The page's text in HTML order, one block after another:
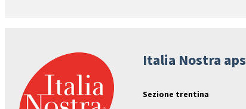
Italia Nostra aps
Sezione trentina